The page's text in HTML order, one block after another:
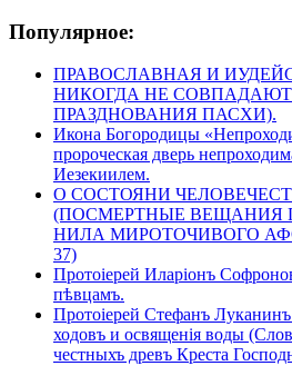
Популярное:
ПРАВОСЛАВНАЯ И
НИКОГДА НЕ
ПРАЗДНОВАНИЯ ПАСХИ).
Икона Богородицы
пророческая дверь
Иезекиилем.
О СОСТОЯНИ
(ПОСМЕРТНЫЕ ВЕЩАНИЯ
НИЛА МИРОТОЧИВОГО
37)
Протоіерей Иларіонъ
пѣвцамъ.
Протоіерей Стефанъ
ходовъ и освященія воды
честныхъ древъ Креста